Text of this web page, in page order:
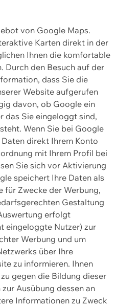
von Google Maps.
Karten direkt in der
Ihnen die komfortable
Durch den Besuch auf der
dass Sie die
Website aufgerufen
davon, ob Google ein
das Sie eingeloggt sind,
Wenn Sie bei Google
direkt Ihrem Konto
mit Ihrem Profil bei
Sie sich vor Aktivierung
speichert Ihre Daten als
für Zwecke der Werbung,
Gestaltung
erfolgt
eingeloggte Nutzer) zur
Werbung und um
über Ihre
zu informieren. Ihnen
gegen die Bildung dieser
Ausübung dessen an
Informationen zu Zweck